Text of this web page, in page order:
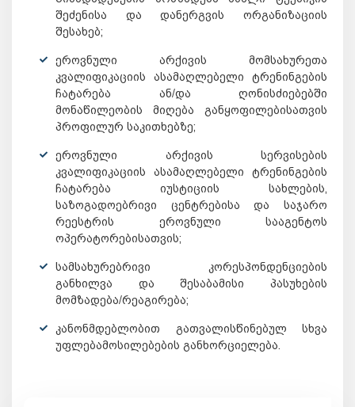
შეძენისა და დანერგვის ორგანიზაციის
შესახებ;
ეროვნული არქივის მომსახურეთა
კვალიფიკაციის ასამაღლებელი ტრენინგების
ჩატარება ან/და ღონისძიებებში
მონაწილეობის მიღება განყოფილებისათვის
პროფილურ საკითხებზე;
ეროვნული არქივის სერვისების
კვალიფიკაციის ასამაღლებელი ტრენინგების
ჩატარება იუსტიციის სახლების,
საზოგადოებრივი ცენტრებისა და საჯარო
რეესტრის ეროვნული სააგენტოს
ოპერატორებისათვის;
სამსახურებრივი კორესპონდენციების
განხილვა და შესაბამისი პასუხების
მომზადება/რეაგირება;
კანონმდებლობით გათვალისწინებულ სხვა
უფლებამოსილებების განხორციელება.